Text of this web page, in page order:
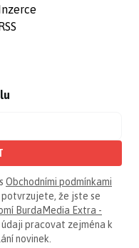
Inzerce
RSS
Obchodními podmínkami
potvrzujete, že jste se
BurdaMedia Extra -
údaji pracovat zejména k
novinek.